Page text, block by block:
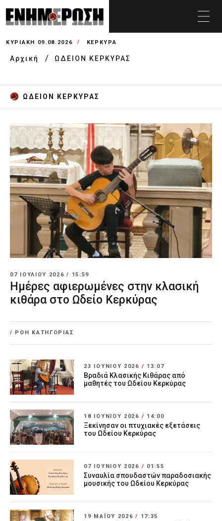
ΚΥΡΙΑΚΉ 09.08.2026 ΚΕΡΚΥΡΑ
Αρχική ΩΔΕΙΟΝ ΚΕΡΚΥΡΑΣ
ΩΔΕΙΟΝ ΚΕΡΚΥΡΑΣ
07 ΙΟΥΛΊΟΥ 2026/ 15:59
Ημέρες αφιερωμένες στην κλασική
κιθάρα στο Ωδείο Κερκύρας
/ ΡΟΗ ΚΑΤΗΓΟΡΙΑΣ
23 ΙΟΥΝΊΟΥ 2026 / 13:07
Βραδιά Κλασικής Κιθάρας από
μαθητές του Ωδείου Κερκύρας
18 ΙΟΥΝΊΟΥ 2026 / 14:00
Ξεκίνησαν οι πτυχιακές εξετάσεις
του Ωδείου Κερκύρας
07 ΙΟΥΝΊΟΥ 2026 / 01:55
Συναυλία σπουδαστών παραδοσιακής
μουσικής του Ωδείου Κερκύρας
19 ΜΑΪ́ΟΥ 2026/ 17:35